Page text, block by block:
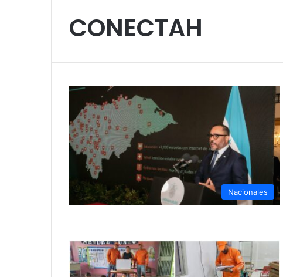
CONECTAH
Nacionales